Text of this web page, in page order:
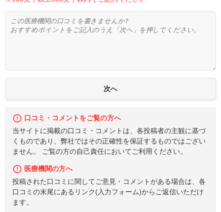
口コミ・コメントをご覧の方へ
当サイトに掲載の口コミ・コメントは、各投稿者の主観に基づ
くものであり、弊社ではその正確性を保証するものではござい
ません。 ご覧の方の自己責任においてご利用ください。
医療機関の方へ
投稿された口コミに関してご意見・コメントがある場合は、各
口コミの末尾にあるリンク(入力フォーム)からご返信いただけ
ます。